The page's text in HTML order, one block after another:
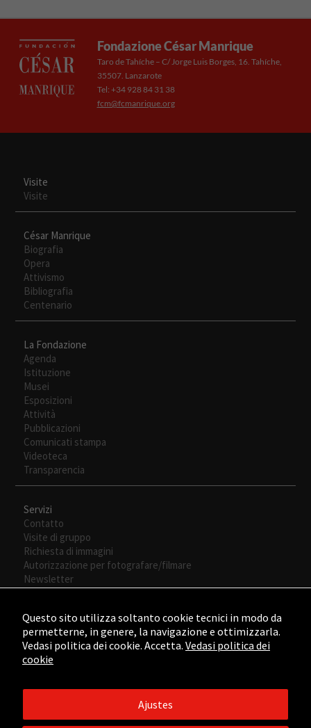
Fondazione César Manrique
Taro de Tahíche – C/ Jorge Luis Borges, 16. Tahíche,
35507. Lanzarote
Tel: +34 928 84 31 38
fcm@fcmanrique.org
Visite
Visite
César Manrique
Biografia
Opera
Attivismo
Bibliografia
Centenario
La Fondazione
Agenda
Istituzione
Musei
Esposizioni
Attività
Pubblicazioni
Comunicati stampa
Videoteca
Transparencia
Servizi
Contatto
Visite di gruppo
Richiesta di immagini
Autorizzazione per fotografare/filmare
Newsletter
©2015 - ©2026 Fundación César Manrique. Todos los derechos
Questo sito utilizza soltanto cookie tecnici in modo da
permetterne, in genere, la navigazione e ottimizzarla.
Vedasi politica dei cookie. Accetta. Vedasi politica dei
cookie
Ajustes
son
funcionalidades